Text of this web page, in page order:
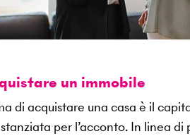
un immobile
di acquistare una casa è il
per l’acconto. In linea di